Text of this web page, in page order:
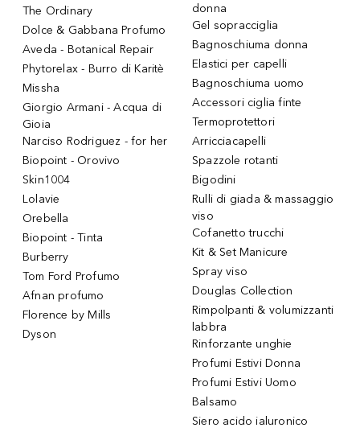
The Ordinary
Dolce & Gabbana Profumo
Aveda - Botanical Repair
Phytorelax - Burro di Karitè
Missha
Giorgio Armani - Acqua di
Gioia
Narciso Rodriguez - for her
Biopoint - Orovivo
Skin1004
Lolavie
Orebella
Biopoint - Tinta
Burberry
Tom Ford Profumo
Afnan profumo
Florence by Mills
Dyson
donna
Gel sopracciglia
Bagnoschiuma donna
Elastici per capelli
Bagnoschiuma uomo
Accessori ciglia finte
Termoprotettori
Arricciacapelli
Spazzole rotanti
Bigodini
Rulli di giada & massaggio
viso
Cofanetto trucchi
Kit & Set Manicure
Spray viso
Douglas Collection
Rimpolpanti & volumizzanti
labbra
Rinforzante unghie
Profumi Estivi Donna
Profumi Estivi Uomo
Balsamo
Siero acido ialuronico